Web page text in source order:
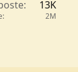
13K
2M